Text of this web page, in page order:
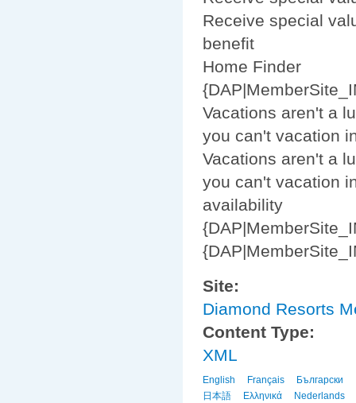
Receive special
benefit
Home Finder
Vacations aren't a
you can't vacation
Vacations aren't a
you can't vacation
availability
Site:
Diamond Resorts
Content Type:
XML
English Français Български
日本語
Ελληνικά Nederlands